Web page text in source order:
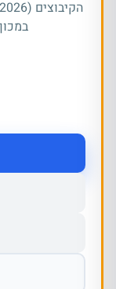
במכון